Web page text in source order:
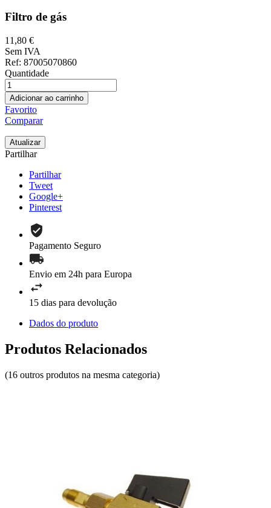
Filtro de gás
11,80 €
Sem IVA
Ref: 87005070860
Quantidade
Adicionar ao carrinho
Favorito
Comparar
Partilhar
Partilhar
Tweet
Google+
Pinterest
Pagamento Seguro
Envio em 24h para Europa
15 dias para devolução
Dados do produto
Produtos Relacionados
(16 outros produtos na mesma categoria)